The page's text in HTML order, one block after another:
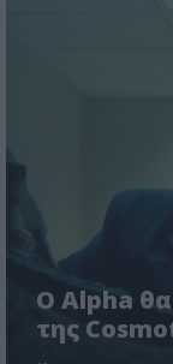
Ο Alpha
της